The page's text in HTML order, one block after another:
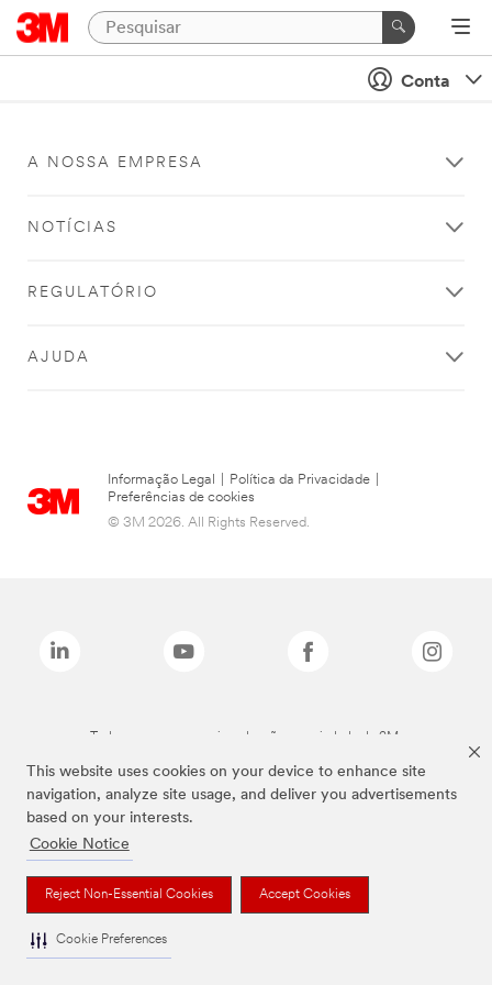
This website uses cookies on your device to enhance site
navigation, analyze site usage, and deliver you advertisements
based on your interests.
Cookie Notice
Reject Non-Essential Cookies Accept Cookies
Cookie Preferences
Conta
A NOSSA EMPRESA
NOTÍCIAS
REGULATÓRIO
AJUDA
Informação Legal Política da Privacidade
Preferências de cookies
© 3M 2026. All Rights Reserved.
Todas as marcas mencionadas são propriedade da 3M.